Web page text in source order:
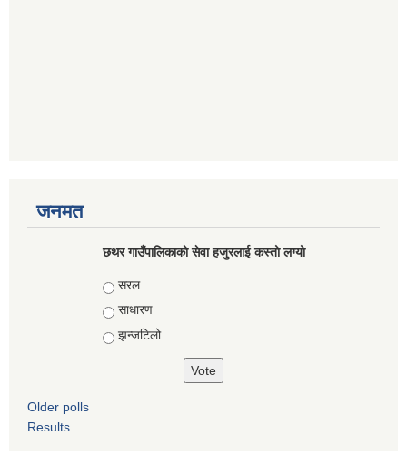
जनमत
छथर गाउँपालिकाको सेवा हजुरलाई कस्तो लग्यो
Choices
सरल
साधारण
झन्जटिलो
Older polls
Results